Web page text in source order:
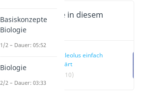
Wichtige Inhalte in diesem
Video
Nucleolus einfach
erklärt
(00:10)
Basiskonzepte
Biologie
1/2 – Dauer: 05:52
Biologie
2/2 – Dauer: 03:33